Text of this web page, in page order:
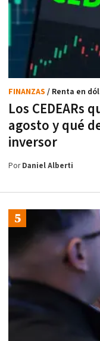
Los CEDEARs
agosto y qué
inversor
FINANZAS / Renta en
PorDaniel Alberti